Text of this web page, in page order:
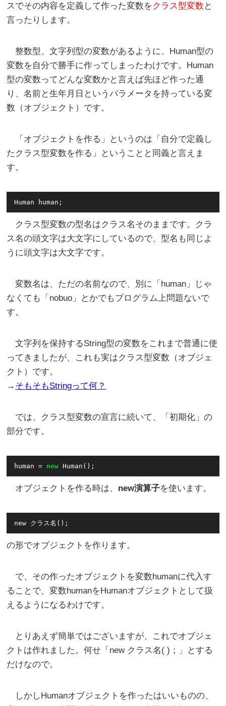
スでその内容を定義して作った変数をクラス型変数 と
言ったりします。
整数型、文字列型の変数があるように、Human型の
変数を自分で勝手に作ってしまったわけです。Human
型の変数ってどんな変数かと言えば先ほど作った通
り、名前と生年月日というパラメータを持っている変
数（オブジェクト）です。
「オブジェクトを作る」というのは「自分で定義し
たクラス型変数を作る」ということと同義と言えま
す。
クラス型変数の型名はクラス名そのままです。クラ
ス名の頭文字は大文字にしているので、型名も同じよ
うに頭文字は大文字です。
変数名は、ただの名前なので、別に「human」じゃ
なくても「nobuo」とかでもプログラム上問題ないで
す。
文字列を保持するString型の変数をこれまで普通に使
ってきましたが、これも実はクラス型変数（オブジェ
クト）です。
→ そもそもStringって何？
では、クラス型変数の宣言に続いて、「初期化」の
部分です。
human = new
オブジェクトを作る時は、 new演算子を使います。
の形でオブジェクトを作ります。
で、その作ったオブジェクトを変数humanに代入す
ることで、変数humanをHumanオブジェクトとして扱
えるようになるわけです。
とりあえず簡単ではございますが、これでオブジェ
クトは作れました。何せ「new クラス名( )；」とする
だけなので。
しかしHumanオブジェクトを作ったはいいものの、